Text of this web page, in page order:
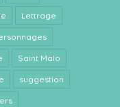
Lettrage
Saint Malo
suggestion